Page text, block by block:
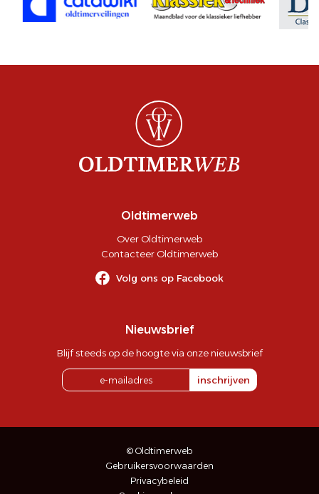
Oldtimerweb
Over Oldtimerweb
Contacteer Oldtimerweb
Volg ons op Facebook
Nieuwsbrief
Blijf steeds op de hoogte via onze nieuwsbrief
inschrijven
© Oldtimerweb
Gebruikersvoorwaarden
Privacybeleid